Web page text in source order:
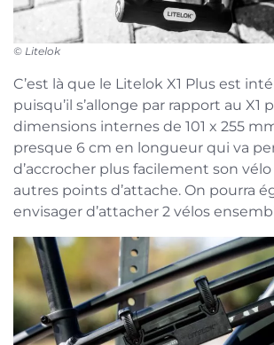
© Litelok
C’est là que le Litelok X1 Plus est
puisqu’il s’allonge par rapport au X1
dimensions internes de 101 x 255
presque 6 cm en longueur qui va
d’accrocher plus facilement son
autres points d’attache. On pourra
envisager d’attacher 2 vélos